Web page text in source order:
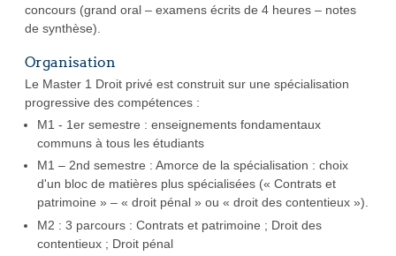
concours (grand oral – examens écrits de 4 heures – notes
de synthèse).
Organisation
Le Master 1 Droit privé est construit sur une spécialisation
progressive des compétences :
M1 - 1er semestre : enseignements fondamentaux
communs à tous les étudiants
M1 – 2nd semestre : Amorce de la spécialisation : choix
d'un bloc de matières plus spécialisées (« Contrats et
patrimoine » – « droit pénal » ou « droit des contentieux »).
M2 : 3 parcours : Contrats et patrimoine ; Droit des
contentieux ; Droit pénal